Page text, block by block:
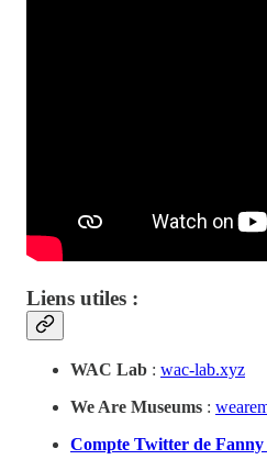
Liens utiles :
WAC Lab : wac-lab.xyz
We Are Museums :
Compte Twitter de